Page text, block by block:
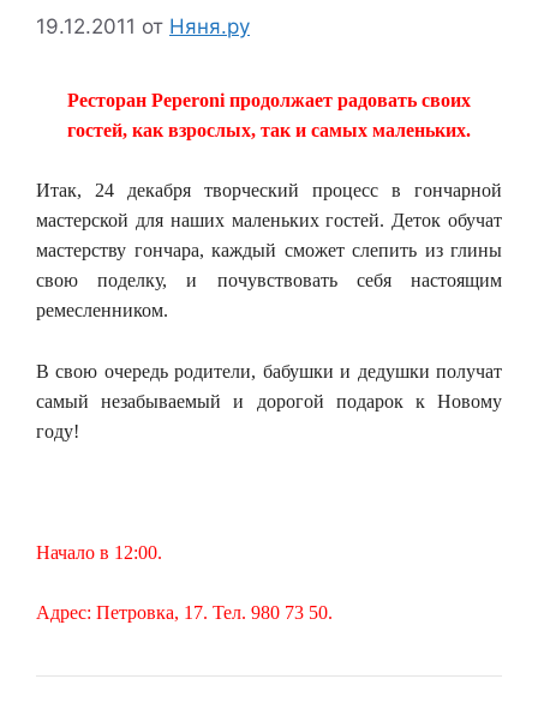
19.12.2011 от Няня.ру
Ресторан Peperoni продолжает радовать своих
гостей, как взрослых, так и самых маленьких.
Итак, 24 декабря творческий процесс в гончарной
мастерской для наших маленьких гостей. Деток обучат
мастерству гончара, каждый сможет слепить из глины
свою поделку, и почувствовать себя настоящим
ремесленником.
В свою очередь родители, бабушки и дедушки получат
самый незабываемый и дорогой подарок к Новому
году!
Начало в 12:00.
Адрес: Петровка, 17. Тел. 980 73 50.